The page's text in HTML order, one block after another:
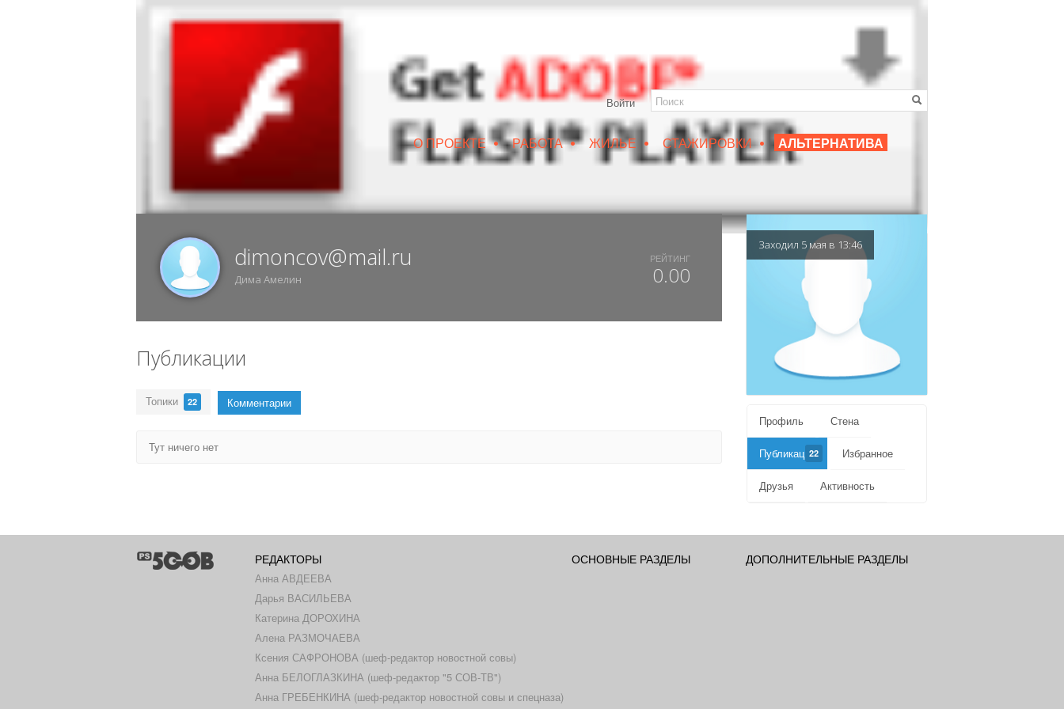
6 АВГУСТА, ЧЕТВЕРГ, 07:02, ВОРОНЕЖ Войти
О ПРОЕКТЕ • РАБОТА • ЖИЛЬЕ • СТАЖИРОВКИ • АЛЬТЕРНАТИВА
ИЗРУИН/IZRUIN | ВЕСНА 2019 | DUX 20-19 ДОСТУПНЫЙ ВОРОНЕЖ | ЛЮБИМЫЙ ПРЕПОДАВАТЕЛЬ
dimoncov@mail.ru
Дима Амелин
РЕЙТИНГ
0.00
Публикации
Топики 22 Комментарии
Тут ничего нет
Заходил 5 мая в 13:46
Профиль Стена
Публикации22 Избранное
Друзья Активность
РЕДАКТОРЫ
Анна АВДЕЕВА
Дарья ВАСИЛЬЕВА
Катерина ДОРОХИНА
Алена РАЗМОЧАЕВА
Ксения САФРОНОВА (шеф-редактор новостной совы)
Анна БЕЛОГЛАЗКИНА (шеф-редактор "5 СОВ-ТВ")
Анна ГРЕБЕНКИНА (шеф-редактор новостной совы и спецназа)
ОСНОВНЫЕ РАЗДЕЛЫ ДОПОЛНИТЕЛЬНЫЕ РАЗДЕЛЫ